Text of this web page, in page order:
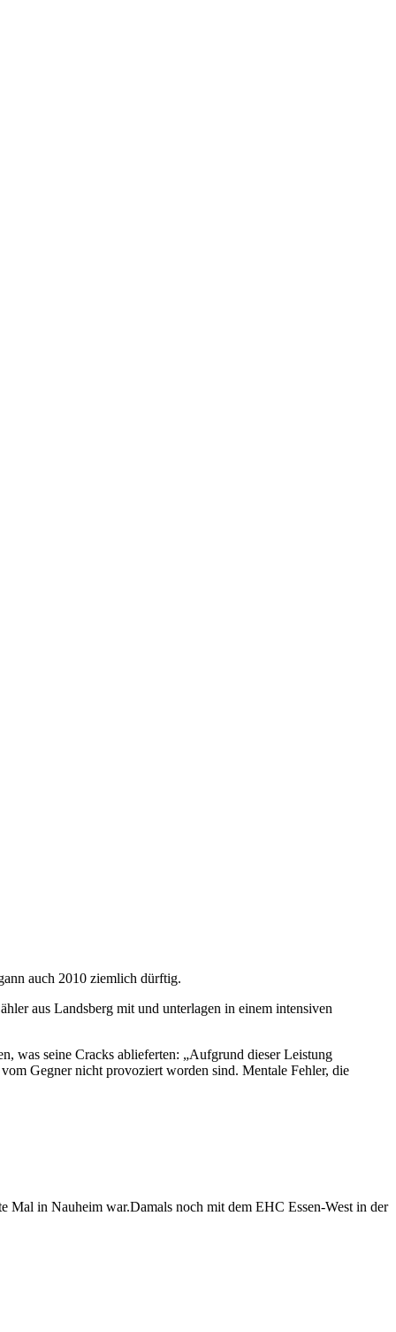
auch 2010 ziemlich dürftig.
aus Landsberg mit und unterlagen in einem intensiven
was seine Cracks ablieferten: „Aufgrund dieser Leistung
Gegner nicht provoziert worden sind. Mentale Fehler, die
Mal in Nauheim war.Damals noch mit dem EHC Essen-West in der